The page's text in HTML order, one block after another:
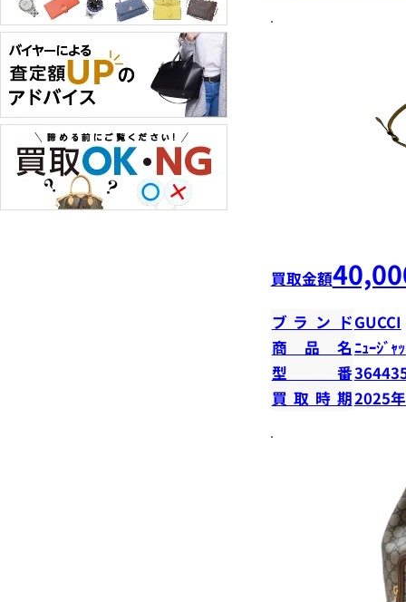
買取金額
ブランドGUCCI
商品名ﾆｭｰｼﾞｬ
型番
買取時期2025